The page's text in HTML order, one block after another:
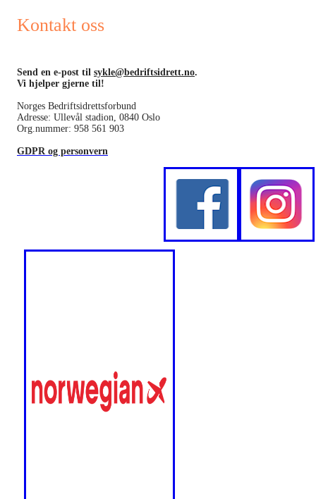
Kontakt oss
Send en e-post til sykle@bedriftsidrett.no.
Vi hjelper gjerne til!
Norges Bedriftsidrettsforbund
Adresse: Ullevål stadion, 0840 Oslo
Org.nummer: 958 561 903
GDPR og personvern